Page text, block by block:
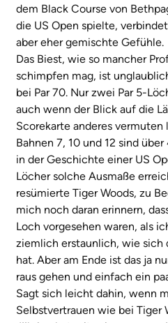
dem Black Course von
die US Open spielte,
aber eher gemischte Gefühle.
Das Biest, wie so mancher
schimpfen mag, ist
bei Par 70. Nur zwei Par 5-
auch wenn der Blick auf die
Scorekarte anderes vermuten
Bahnen 7, 10 und 12 sind
in der Geschichte einer US
Löcher solche Ausmaße
resümierte Tiger Woods, zu
mich noch daran erinnern,
Loch vorgesehen waren, als
ziemlich erstaunlich, wie sich
hat. Aber am Ende ist das ja
raus gehen und einfach ein
Sagt sich leicht dahin, wenn
Selbstvertrauen wie bei Tiger